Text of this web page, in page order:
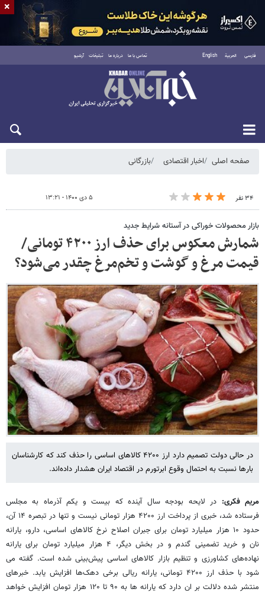
فارسی العربية English تماس با ما درباره ما تبلیغات آرشیو
شنبه ۱۷ مرداد ۱۴۰۵
صفحه اصلی اخبار اقتصادی بازرگانی
۳۴ نفر ۵ دی ۱۴۰۰ - ۱۳:۲۱
بازار محصولات خوراکی در آستانه شرایط جدید
شمارش معکوس برای حذف ارز ۴۲۰۰ تومانی/
قیمت مرغ و گوشت و تخم‌مرغ چقدر می‌شود؟
در حالی دولت تصمیم دارد ارز ۴۲۰۰ کالاهای اساسی را حذف کند که کارشناسان
بارها نسبت به احتمال وقوع ابرتورم در اقتصاد ایران هشدار داده‌اند.
مریم فکری: در لایحه بودجه سال آینده که بیست و یکم آذرماه به مجلس
فرستاده شد، خبری از پرداخت ارز ۴۲۰۰ هزار تومانی نیست و تنها در تبصره ۱۴ آن،
حدود ۱۰ هزار میلیارد تومان برای جبران اصلاح نرخ کالاهای اساسی، دارو، یارانه
نان و خرید تضمینی گندم و در بخش دیگر، ۴ هزار میلیارد تومان برای یارانه
نهاده‌های کشاورزی و تنظیم بازار کالاهای اساسی پیش‌بینی شده است. گفته می
شود با حذف ارز ۴۲۰۰ تومانی، یارانه ریالی برخی دهک‌ها افزایش یابد. خبرهای
منتشر شده دلالت بر ان دارد که یارانه ها به ۹۰ تا ۱۲۰ هزار تومان افزایش خواهد
×